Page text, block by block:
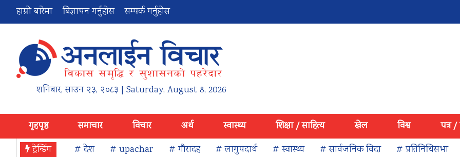
हाम्रो बारेमा बिज्ञापन गर्नुहोस सम्पर्क गर्नुहोस
शनिबार,साउन २३, २०८३ | Saturday, August 8, 2026
गृहपृष्ठ समाचार विचार अर्थ स्वास्थ्य शिक्षा / साहित्य खेल विश्व
पत्र /
ट्रेन्डिंग
# देश # upachar # गौरादह # लागुपदार्थ # स्वास्थ्य # सार्वजनिक विदा # प्रतिनिधिसभा